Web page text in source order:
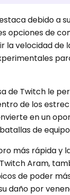
debido a
opciones de
la velocidad de
de Twitch le
de los
en un
de
más rápida y
Aram,
de poder
daño por